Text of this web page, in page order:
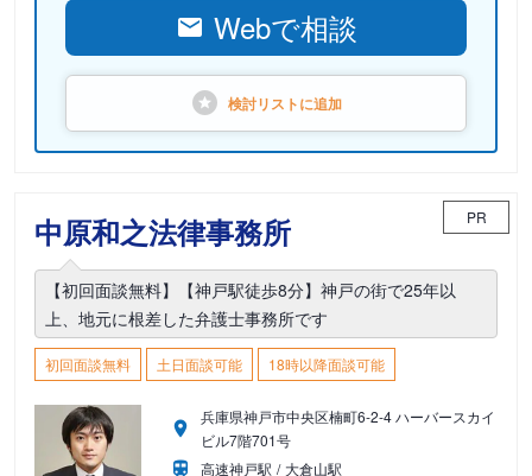
Webで相談
検討リストに追加
中原和之法律事務所 PR
【初回面談無料】【神戸駅徒歩8分】神戸の街で25年以
上、地元に根差した弁護士事務所です
初回面談無料 土日面談可能 18時以降面談可能
兵庫県神戸市中央区楠町6-2-4 ハーバースカイ
ビル7階701号
高速神戸駅
大倉山駅